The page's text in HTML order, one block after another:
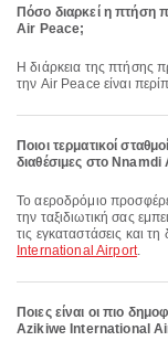
Πόσο διαρκεί η
Air Peace;
Η διάρκεια της πτήσης προς Nnamdi Azikiwe International Airport (ABV) με
την Air Peace είναι
Ποιοι τερματικοί
διαθέσιμες στο
Το αεροδρόμιο προσφέρει Ταξί και πολλές άλλες παροχές για να βελτιώσει
την ταξιδιωτική σας
τις εγκαταστάσεις και
International Airport.
Ποιες είναι οι πιο
Azikiwe International